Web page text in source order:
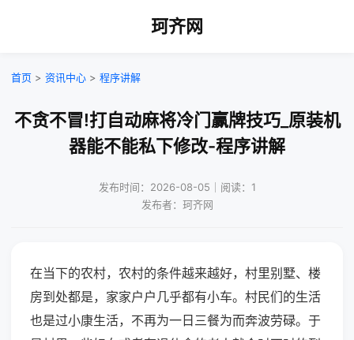
珂齐网
首页 > 资讯中心 > 程序讲解
不贪不冒!打自动麻将冷门赢牌技巧_原装机
器能不能私下修改-程序讲解
发布时间：2026-08-05｜阅读：1
发布者：珂齐网
在当下的农村，农村的条件越来越好，村里别墅、楼
房到处都是，家家户户几乎都有小车。村民们的生活
也是过小康生活，不再为一日三餐为而奔波劳碌。于